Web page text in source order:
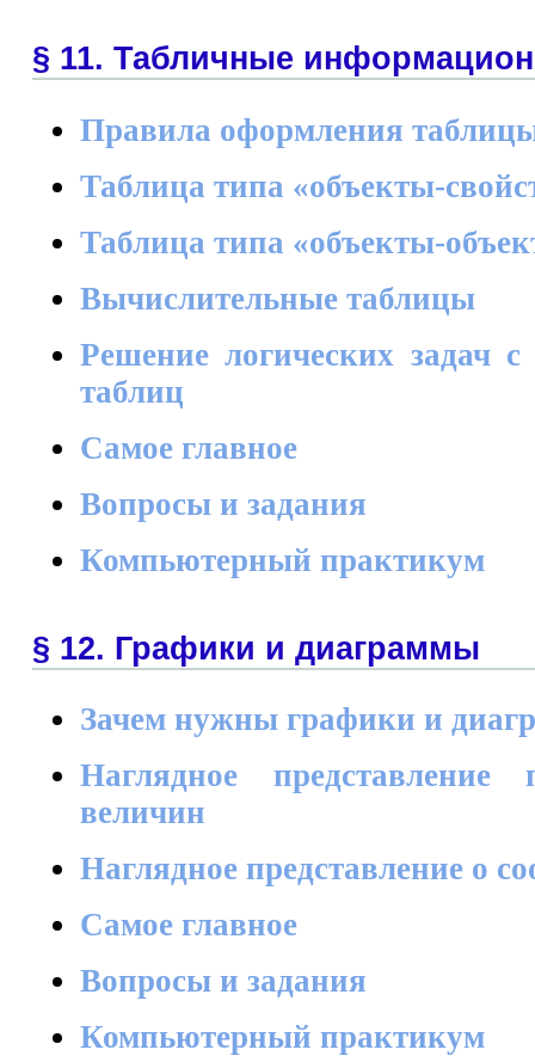
§ 11. Табличные
Правила оформления
Таблица типа «объекты-
Таблица типа «объекты-
Вычислительные таблицы
Решение логических задач
таблиц
Самое главное
Вопросы и задания
Компьютерный практикум
§ 12. Графики и диаграммы
Зачем нужны графики и
Наглядное представление
величин
Наглядное представление о
Самое главное
Вопросы и задания
Компьютерный практикум